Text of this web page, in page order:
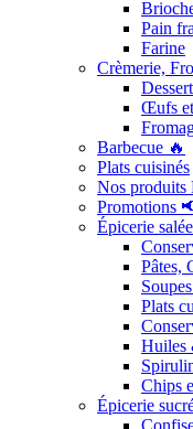
Pain
Farine
Crèmerie,
Œufs
Barbecue 🔥
Plats cuisinés
Nos produits
Promotions
Épicerie
Pâtes,
Plats
Huiles
Chips
Épicerie